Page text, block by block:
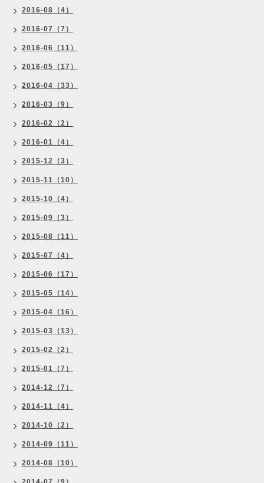
2016-08（4）
2016-07（7）
2016-06（11）
2016-05（17）
2016-04（33）
2016-03（9）
2016-02（2）
2016-01（4）
2015-12（3）
2015-11（10）
2015-10（4）
2015-09（3）
2015-08（11）
2015-07（4）
2015-06（17）
2015-05（14）
2015-04（16）
2015-03（13）
2015-02（2）
2015-01（7）
2014-12（7）
2014-11（4）
2014-10（2）
2014-09（11）
2014-08（10）